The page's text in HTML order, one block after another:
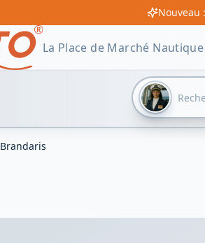
Nouveau
La Place de Marché Nautique
Brandaris